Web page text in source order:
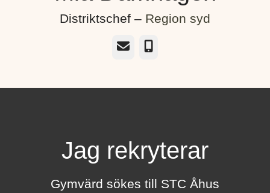
Distriktschef – Region syd
E-post
Jag rekryterar
Gymvärd sökes till STC Åhus